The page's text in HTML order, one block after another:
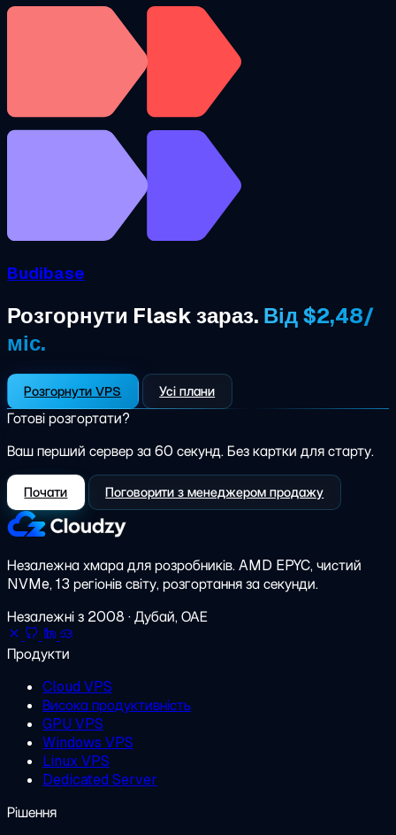
Budibase
Розгорнути Flask зараз. Від $2,48/
міс.
Розгорнути VPS Усі плани
Готові розгортати?
Ваш перший сервер за 60 секунд. Без картки для старту.
Почати Поговорити з менеджером продажу
Незалежна хмара для розробників.AMD EPYC, чистий
NVMe, 13 регіонів світу, розгортання за секунди.
Незалежні з 2008 · Дубай, ОАЕ
Продукти
Cloud VPS
Висока продуктивність
GPU VPS
Windows VPS
Linux VPS
Dedicated Server
Рішення